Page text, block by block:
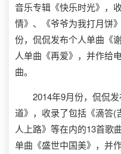
音乐专辑《快乐时光》，
情》、《爷爷为我打月饼
份，侃侃发布个人单曲《
人单曲《再爱》，并作给
曲。
2014年9月份，侃侃发
道》，收录了包括《滴答(
人上路》等在内的13首歌
单曲《盛世中国美》，并